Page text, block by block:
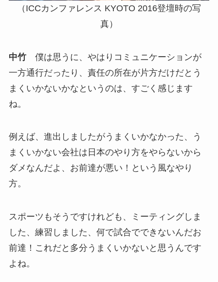
（ICCカンファレンス KYOTO 2016登壇時の写
真）
中竹僕は思うに、やはりコミュニケーションが
一方通行だったり、責任の所在が片方だけだとう
まくいかないかなというのは、すごく感じます
ね。
例えば、進出しましたがうまくいかなかった、う
まくいかない会社は日本のやり方をやらないから
ダメなんだよ、お前達が悪い！という風なやり
方。
スポーツもそうですけれども、ミーティングしま
した、練習しました、何で試合でできないんだお
前達！これだと多分うまくいかないと思うんです
よね。